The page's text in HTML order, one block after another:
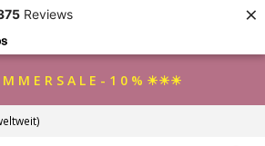
Reviews ×
M E R S A L E - 1 0 % ☀☀☀